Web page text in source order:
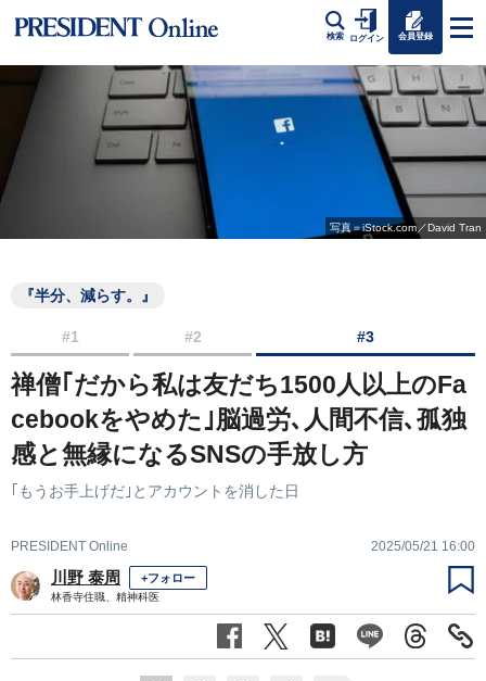
検索 ログイン 会員登録
写真＝iStock.com／David Tran
『半分、減らす。』
#1 #2 #3
禅僧｢だから私は友だち1500人以上のFa
cebookをやめた｣脳過労､人間不信､孤独
感と無縁になるSNSの手放し方
｢もうお手上げだ｣とアカウントを消した日
PRESIDENT Online 2025/05/21 16:00
川野 泰周 +フォロー
林香寺住職、精神科医